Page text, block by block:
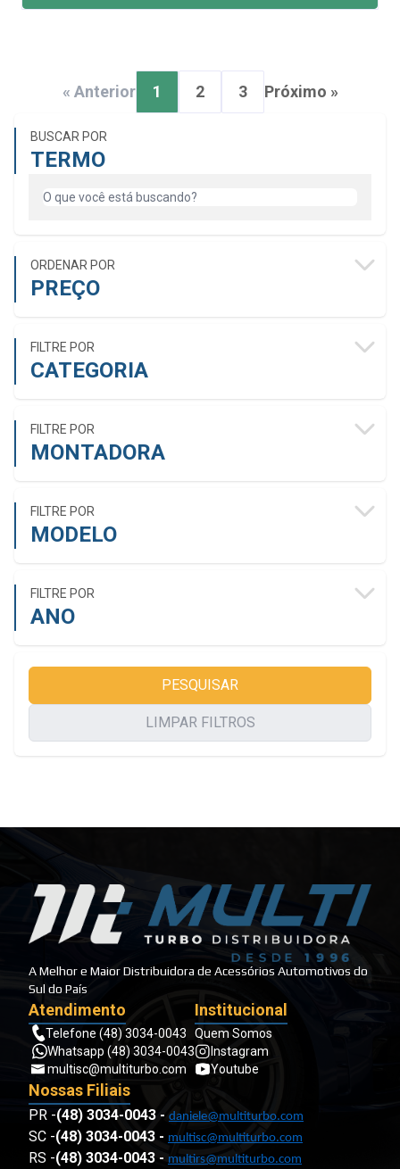
BUSCAR POR
TERMO
ORDENAR POR
PREÇO
FILTRE POR
CATEGORIA
FILTRE POR
MONTADORA
FILTRE POR
MODELO
FILTRE POR
ANO
PESQUISAR
LIMPAR FILTROS
« Anterior 1 2 3 Próximo »
A Melhor e Maior Distribuidora de Acessórios Automotivos do
Sul do País
Atendimento
Telefone (48) 3034-0043
Whatsapp (48) 3034-0043
multisc@multiturbo.com
Institucional
Quem Somos
Instagram
Youtube
Nossas Filiais
PR -(48) 3034-0043 - daniele@multiturbo.com
SC -(48) 3034-0043 - multisc@multiturbo.com
RS -(48) 3034-0043 - multirs@multiturbo.com